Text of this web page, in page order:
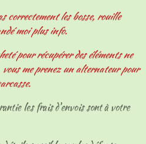
correctement les bosse, rouille
moi plus info.
pour récupérer des éléments ne
me prenez un alternateur pour
les frais d'envois sont à votre